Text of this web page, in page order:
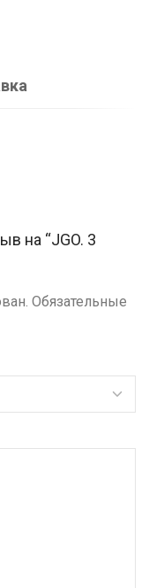
на “JGO. 3
Обязательные